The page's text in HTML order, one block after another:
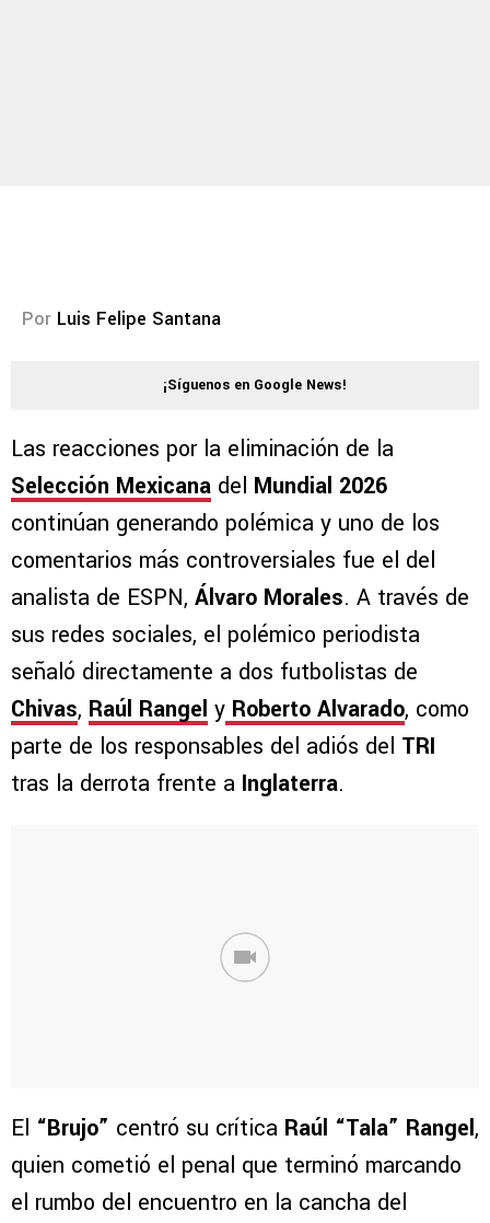
Por Luis Felipe Santana
¡Síguenos en Google News!
Las reacciones por la eliminación de la
Selección Mexicana del Mundial 2026
continúan generando polémica y uno de los
comentarios más controversiales fue el del
analista de ESPN, Álvaro Morales. A través de
sus redes sociales, el polémico periodista
señaló directamente a dos futbolistas de
Chivas, Raúl Rangel y Roberto Alvarado, como
parte de los responsables del adiós del TRI
tras la derrota frente a Inglaterra.
El “Brujo” centró su crítica Raúl “Tala” Rangel,
quien cometió el penal que terminó marcando
el rumbo del encuentro en la cancha del